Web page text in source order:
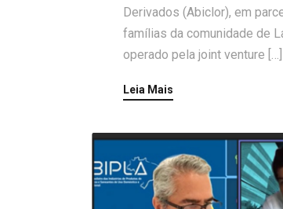
Derivados (Abiclor), em
famílias da comunidade de
operado pela joint venture […]
Leia Mais